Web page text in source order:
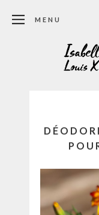
MENU